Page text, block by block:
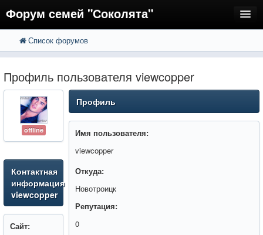
Форум семей "Соколята"
FAQ
Регистрация
Вход
Список форумов
Профиль пользователя viewcopper
offline
Контактная
информация
viewcopper
Сайт:
Профиль
Имя пользователя:
viewcopper
Откуда:
Новотроицк
Репутация:
0